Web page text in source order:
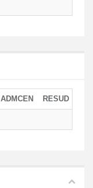
ADMCEN RESUD